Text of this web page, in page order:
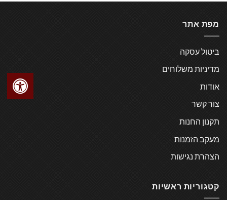
מפת אתר
ביטול עסקה
מדיניות משלוחים
אודות
צור קשר
תקנון החנות
מעקב הזמנות
הצהרת נגישות
קטגוריות ראשיות